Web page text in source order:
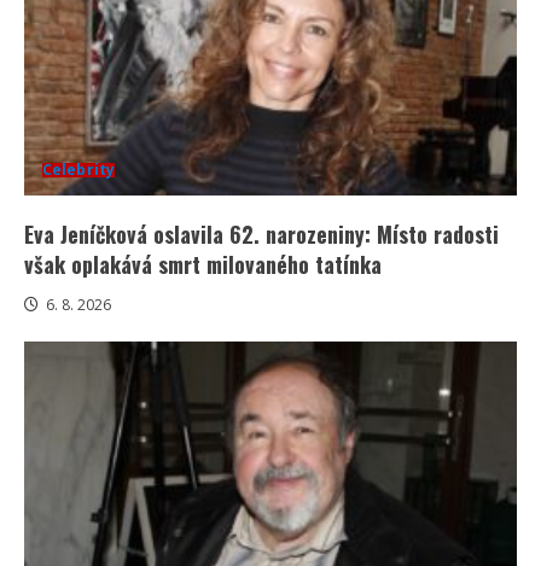
Celebrity
Eva Jeníčková oslavila 62. narozeniny: Místo radosti
však oplakává smrt milovaného tatínka
6. 8. 2026